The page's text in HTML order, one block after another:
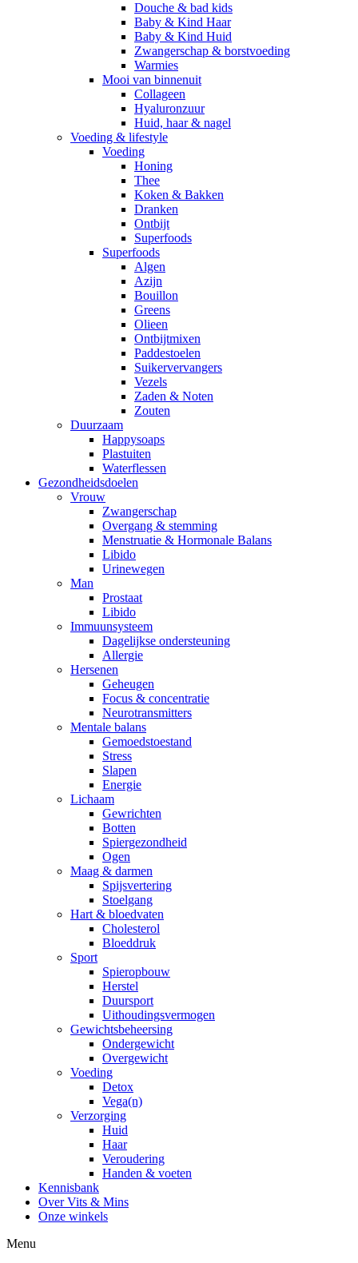
Douche & bad kids
Baby & Kind Haar
Baby & Kind Huid
Zwangerschap & borstvoeding
Warmies
Mooi van binnenuit
Collageen
Hyaluronzuur
Huid, haar & nagel
Voeding & lifestyle
Voeding
Honing
Thee
Koken & Bakken
Dranken
Ontbijt
Superfoods
Superfoods
Algen
Azijn
Bouillon
Greens
Olieen
Ontbijtmixen
Paddestoelen
Suikervervangers
Vezels
Zaden & Noten
Zouten
Duurzaam
Happysoaps
Plastuiten
Waterflessen
Gezondheidsdoelen
Vrouw
Zwangerschap
Overgang & stemming
Menstruatie & Hormonale Balans
Libido
Urinewegen
Man
Prostaat
Libido
Immuunsysteem
Dagelijkse ondersteuning
Allergie
Hersenen
Geheugen
Focus & concentratie
Neurotransmitters
Mentale balans
Gemoedstoestand
Stress
Slapen
Energie
Lichaam
Gewrichten
Botten
Spiergezondheid
Ogen
Maag & darmen
Spijsvertering
Stoelgang
Hart & bloedvaten
Cholesterol
Bloeddruk
Sport
Spieropbouw
Herstel
Duursport
Uithoudingsvermogen
Gewichtsbeheersing
Ondergewicht
Overgewicht
Voeding
Detox
Vega(n)
Verzorging
Huid
Haar
Veroudering
Handen & voeten
Kennisbank
Over Vits & Mins
Onze winkels
Menu